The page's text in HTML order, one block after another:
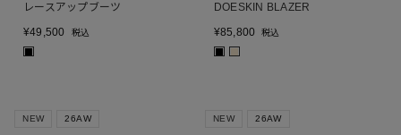
レースアップブーツ
¥49,500 税込
■
DOESKIN BLAZER
¥85,800 税込
■
NEW 26AW NEW 26AW